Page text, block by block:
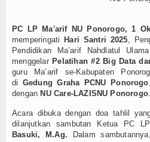
Tasawuf
Umum
Kisah Hikmah
Tokoh
Khutbah
PC LP Ma'arif NU Ponorogo, 1
memperingatiHari Santri 2025 ,
Pendidikan Ma’arif Nahdlatul
menggelarPelatihan #2 Big Data
guru Ma’arif se-Kabupaten
di Gedung Graha PCNU Ponorogo
denganNU Care-LAZISNU Ponorogo
Acara dibuka dengan doa tahlil
dilanjutkan sambutan Ketua PC
Basuki, M.Ag. Dalam